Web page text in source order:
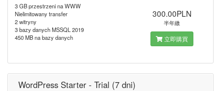
3 GB przestrzeni na WWW
Nielimitowany transfer
2 witryny
3 bazy danych MSSQL 2019
450 MB na bazy danych
300.00PLN
半年繳
立即購買
WordPress Starter - Trial (7 dni)